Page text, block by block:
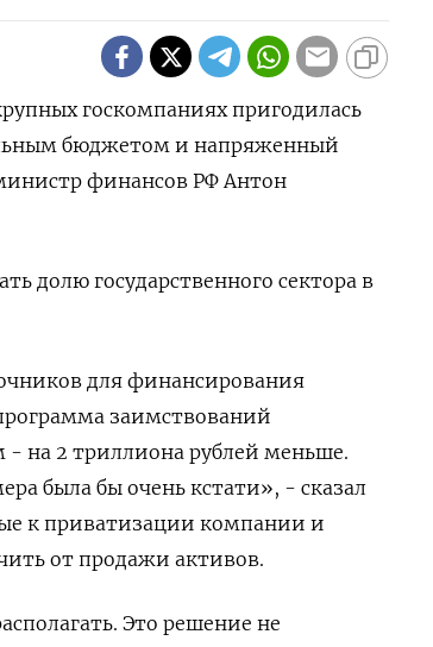
госкомпаниях пригодилась
бюджетом и напряженный
финансов РФ Антон
долю государственного сектора в
для финансирования
заимствований
- на 2 триллиона рублей меньше.
была бы очень кстати», - сказал
к приватизации компании и
от продажи активов.
Это решение не